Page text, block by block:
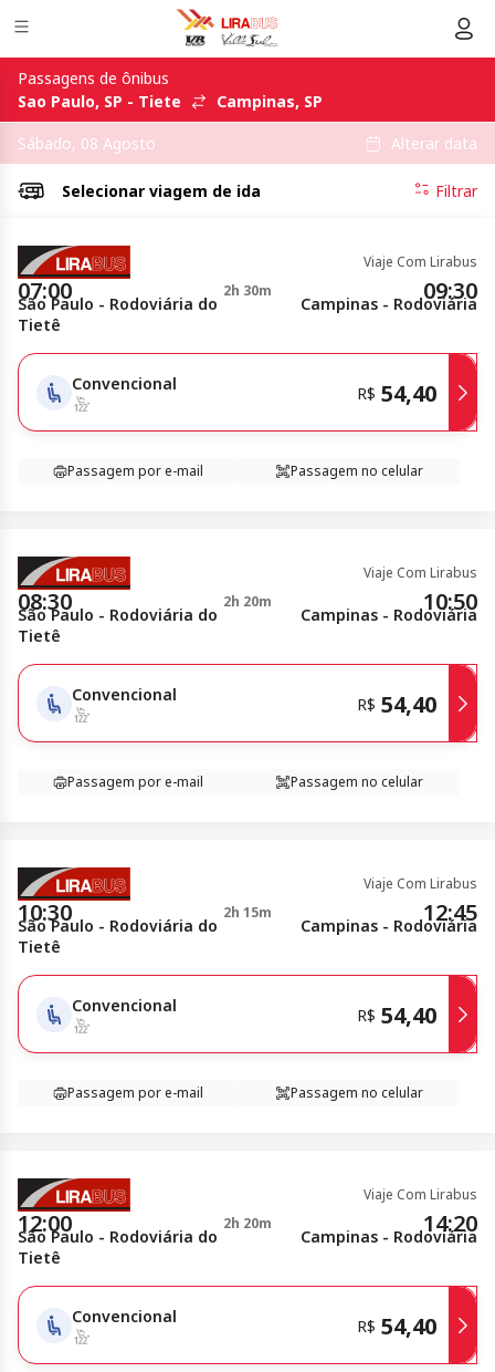
Passagens de ônibus
Sao Paulo, SP - Tiete
Campinas, SP
Sábado, 08 Agosto
Alterar data
Selecionar viagem de ida Filtrar
Viaje Com Lirabus
07:00 2h 30m 09:30
São Paulo - Rodoviária do
Tietê
Campinas - Rodoviária
Convencional R$ 54,40
Passagem por e-mail Passagem no celular
Viaje Com Lirabus
08:30 2h 20m 10:50
São Paulo - Rodoviária do
Tietê
Campinas - Rodoviária
Convencional R$ 54,40
Passagem por e-mail Passagem no celular
Viaje Com Lirabus
10:30 2h 15m 12:45
São Paulo - Rodoviária do
Tietê
Campinas - Rodoviária
Convencional R$ 54,40
Passagem por e-mail Passagem no celular
Viaje Com Lirabus
12:00 2h 20m 14:20
São Paulo - Rodoviária do
Tietê
Campinas - Rodoviária
Convencional R$ 54,40